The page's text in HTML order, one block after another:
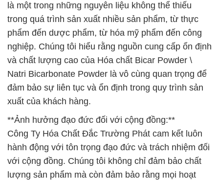
là một trong những nguyên liệu không thể thiếu
trong quá trình sản xuất nhiều sản phẩm, từ thực
phẩm đến dược phẩm, từ hóa mỹ phẩm đến công
nghiệp. Chúng tôi hiểu rằng nguồn cung cấp ổn định
và chất lượng cao của Hóa chất Bicar Powder \
Natri Bicarbonate Powder là vô cùng quan trọng để
đảm bảo sự liên tục và ổn định trong quy trình sản
xuất của khách hàng.
**Ảnh hưởng đạo đức đối với cộng đồng:**
Công Ty Hóa Chất Đắc Trường Phát cam kết luôn
hành động với tôn trọng đạo đức và trách nhiệm đối
với cộng đồng. Chúng tôi không chỉ đảm bảo chất
lượng sản phẩm mà còn đảm bảo rằng mọi hoạt